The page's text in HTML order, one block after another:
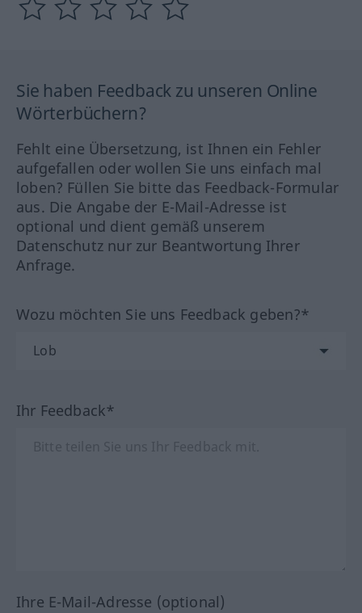
Sie haben Feedback zu unseren Online
Wörterbüchern?
Fehlt eine Übersetzung, ist Ihnen ein Fehler
aufgefallen oder wollen Sie uns einfach mal
loben? Füllen Sie bitte das Feedback-Formular
aus. Die Angabe der E-Mail-Adresse ist
optional und dient gemäß unserem
Datenschutz nur zur Beantwortung Ihrer
Anfrage.
Wozu möchten Sie uns Feedback geben?*
Ihr Feedback*
Ihre E-Mail-Adresse (optional)